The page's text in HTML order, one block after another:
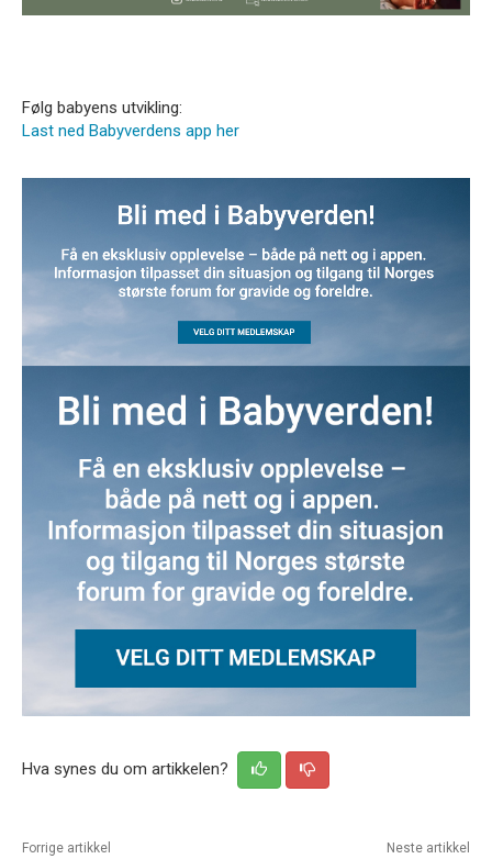
Følg babyens utvikling:
Last ned Babyverdens app her
Hva synes du om artikkelen?
Forrige artikkel Neste artikkel